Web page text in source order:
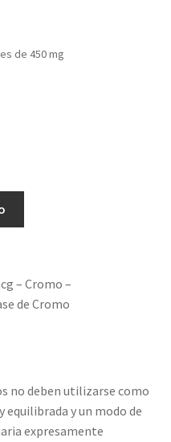
de 450 mg
– Cromo –
de Cromo
no deben utilizarse como
equilibrada y un modo de
expresamente